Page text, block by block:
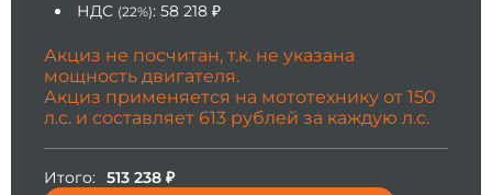
НДС (22%): 58 218 ₽
Акциз не посчитан, т.к. не указана
мощность двигателя.
Акциз применяется на мототехнику от 150
л.с. и составляет 613 рублей за каждую л.с.
Итого: 513 238 ₽